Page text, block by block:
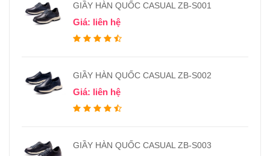
GIẦY HÀN QUỐC CASUAL ZB-S001
Giá: liên hệ
GIẦY HÀN QUỐC CASUAL ZB-S002
Giá: liên hệ
GIẦY HÀN QUỐC CASUAL ZB-S003